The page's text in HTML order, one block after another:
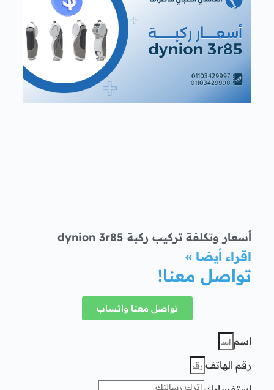
أسعار وتكلفة تركيب ركبة dynion 3r85
اقراء أيضا »
تواصل معنا!
تواصل معنا واتساب
اسم
رقم الهاتف